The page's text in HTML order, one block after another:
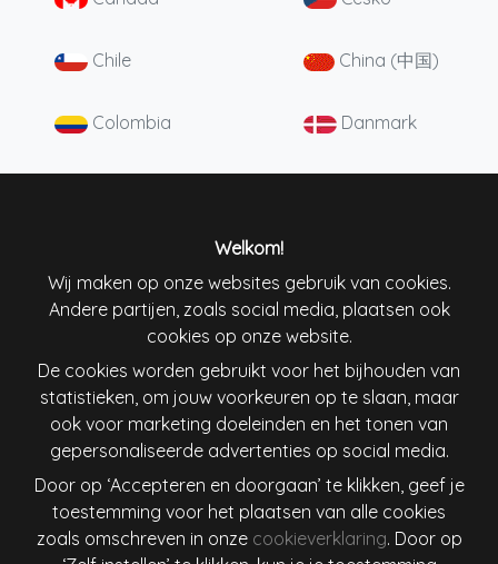
Chile China (中国)
Colombia Danmark
Ireland Italiana
Lietuva Magyarország
Nederland New Zealand
Österreich Polska
Schweiz Singapore
Welkom!
Wij maken op onze websites gebruik van cookies.
Andere partijen, zoals social media, plaatsen ook
cookies op onze website.
De cookies worden gebruikt voor het bijhouden van
statistieken, om jouw voorkeuren op te slaan, maar
ook voor marketing doeleinden en het tonen van
gepersonaliseerde advertenties op social media.
Door op ‘Accepteren en doorgaan’ te klikken, geef je
toestemming voor het plaatsen van alle cookies
zoals omschreven in onze cookieverklaring. Door op